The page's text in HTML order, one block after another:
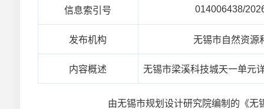
信息索引号 014006438/
发布机构 无锡市自然资源
内容概述 无锡市梁溪科技城天一单元
由无锡市规划设计研究院编制的《无锡